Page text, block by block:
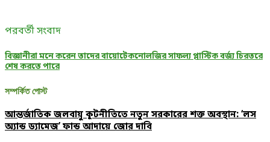
পরবর্তী সংবাদ
বিজ্ঞানীরা মনে করেন তাদের বায়োটেকনোলজির সাফল্য প্লাস্টিক বর্জ্য চিরতরে
শেষ করতে পারে
সম্পর্কিত পোস্ট
আন্তর্জাতিক জলবায়ু কূটনীতিতে নতুন সরকারের শক্ত অবস্থান: ‘লস
অ্যান্ড ড্যামেজ’ ফান্ড আদায়ে জোর দাবি